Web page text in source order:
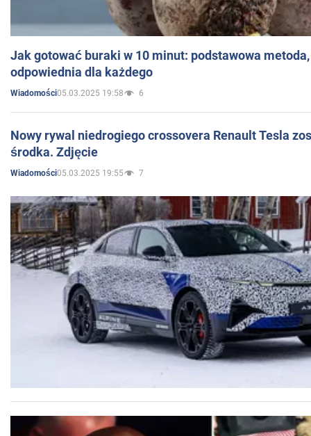
Jak gotować buraki w 10 minut: podstawowa
odpowiednia dla każdego
Wiadomości05.03.2025 19:58 6
Nowy rywal niedrogiego crossovera Renault Tesla
środka. Zdjęcie
Wiadomości05.03.2025 19:55 7